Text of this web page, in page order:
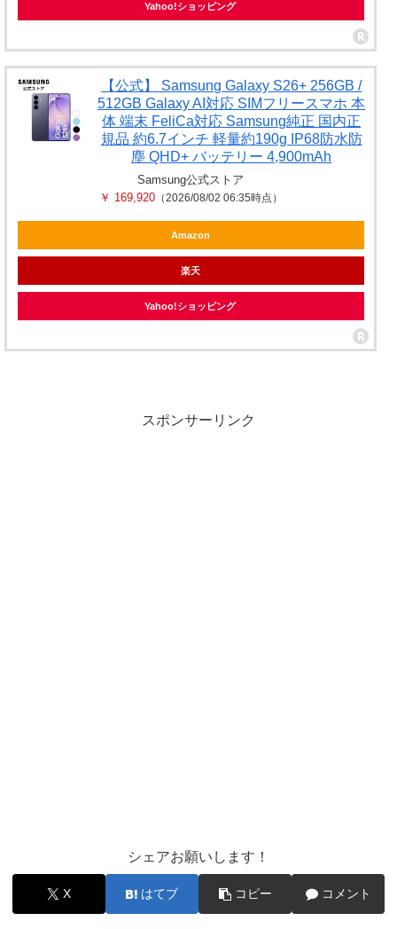
Yahoo!ショッピング
【公式】 Samsung Galaxy S26+ 256GB /
512GB Galaxy AI対応 SIMフリースマホ 本
体 端末 FeliCa対応 Samsung純正 国内正
規品 約6.7インチ 軽量約190g IP68防水防
塵 QHD+ バッテリー 4,900mAh
Samsung公式ストア
￥ 169,920（2026/08/02 06:35時点）
Amazon
楽天
Yahoo!ショッピング
スポンサーリンク
シェアお願いします！
X はてブ コピー コメント